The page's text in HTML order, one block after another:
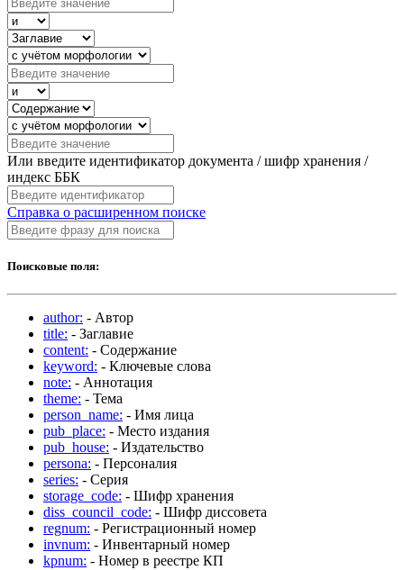
Или введите идентификатор документа / шифр хранения /
индекс ББК
Справка о расширенном поиске
Поисковые поля:
author: - Автор
title: - Заглавие
content: - Содержание
keyword: - Ключевые слова
note: - Аннотация
theme: - Тема
person_name: - Имя лица
pub_place: - Место издания
pub_house: - Издательство
persona: - Персоналия
series: - Серия
storage_code: - Шифр хранения
diss_council_code: - Шифр диссовета
regnum: - Регистрационный номер
invnum: - Инвентарный номер
kpnum: - Номер в реестре КП